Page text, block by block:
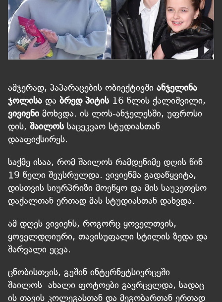
ამჯერად, პაპარაცების ობიექტივში ანჯელინა
ჯოლისა და ბრედ პიტის16 წლის ქალიშვილი,
ვივიენი მოხვდა. ის ლოს-ანჯელესში, უფროსი
დის, შაილოსსაცეკვაო სტუდიასთან
დააფიქსირეს.
საქმე ისაა, რომ შაილოს რამდენიმე დღის წინ
19 წელი შეუსრულდა. ვივიენმა გადაწყვიტა,
დისთვის სიურპრიზი მოეწყო და მის საუკეთესო
დაქალთან ერთად მას სტუდიასთან დახვდა.
ამ დღეს ვივიენს, როგორც ყოველთვის,
ყოველდღიური, თავისუფალი სტილის ზედა და
შარვალი ეცვა.
ცნობისთვის, გუშინ ინტერნეტსივრცეში
შაილოს ახალი ფოტოები გავრცელდა, სადაც
ის თავის კოლეგასთან და მეგობართან ერთად